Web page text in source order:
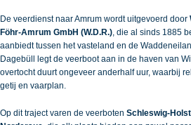
De veerdienst naar Amrum wordt uitgevoerd door
Föhr‑Amrum GmbH (W.D.R.), die al sinds 1885
aanbiedt tussen het vasteland en de
Dagebüll legt de veerboot aan in de haven van
overtocht duurt ongeveer anderhalf uur, waarbij
getij en vaarplan.
Op dit traject varen de veerboten